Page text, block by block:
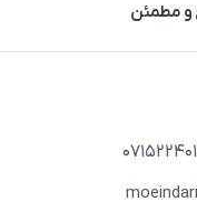
و مطمئن